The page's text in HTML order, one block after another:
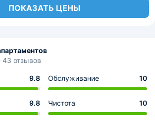
ПОКАЗАТЬ ЦЕНЫ
43 отзывов
9.8 Обслуживание 10
9.8 Чистота 10